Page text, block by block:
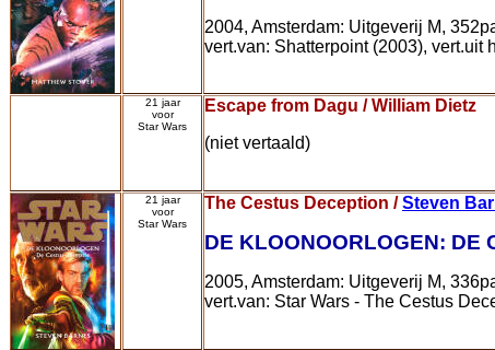
2004, Amsterdam: Uitgeverij M,
vert.van: Shatterpoint (2003), vert.uit
21 jaar
voor
Star Wars
Escape from Dagu / William Dietz
(niet vertaald)
21 jaar
voor
Star Wars
The Cestus Deception /Steven
DE KLOONOORLOGEN: DE
2005, Amsterdam: Uitgeverij M,
vert.van: Star Wars - The Cestus